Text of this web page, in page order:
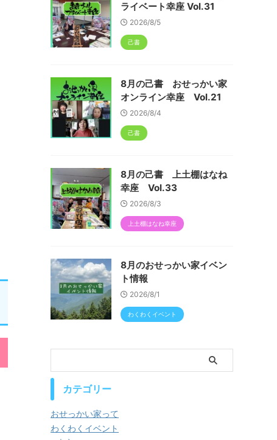
ライベート幸座 Vol.31
2026/8/5
己書
8月の己書 おせっかい家
オンライン幸座 Vol.21
2026/8/4
己書
8月の己書 上土棚はなね
幸座 Vol.33
2026/8/3
上土棚はなね幸座
8月のおせっかい家イベン
ト情報
2026/8/1
わくわくイベント
カテゴリー
おせっかい家って
わくわくイベント